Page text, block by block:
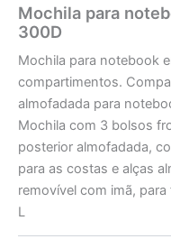
Mochila para
300D
Mochila para notebook
compartimentos.
almofadada para
Mochila com 3 bolsos
posterior almofadada,
para as costas e alças
removível com imã,
L